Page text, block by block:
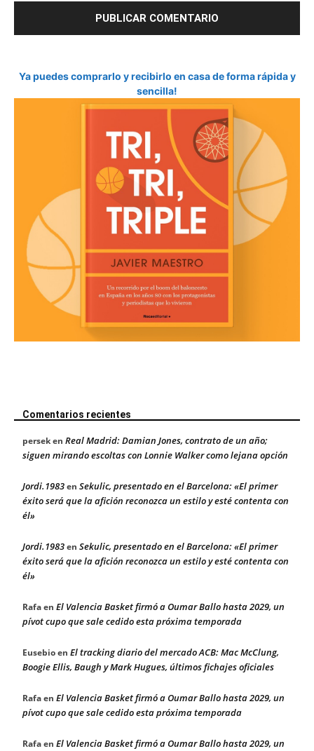
Ya puedes comprarlo y recibirlo en casa de forma rápida y
sencilla!
Comentarios recientes
perseken Real Madrid: Damian Jones, contrato de un año;
siguen mirando escoltas con Lonnie Walker como lejana opción
Jordi.1983en Sekulic, presentado en el Barcelona: «El primer
éxito será que la afición reconozca un estilo y esté contenta con
él»
Jordi.1983en Sekulic, presentado en el Barcelona: «El primer
éxito será que la afición reconozca un estilo y esté contenta con
él»
Rafaen El Valencia Basket firmó a Oumar Ballo hasta 2029, un
pívot cupo que sale cedido esta próxima temporada
Eusebioen El tracking diario del mercado ACB: Mac McClung,
Boogie Ellis, Baugh y Mark Hugues, últimos fichajes oficiales
Rafaen El Valencia Basket firmó a Oumar Ballo hasta 2029, un
pívot cupo que sale cedido esta próxima temporada
Rafaen El Valencia Basket firmó a Oumar Ballo hasta 2029, un